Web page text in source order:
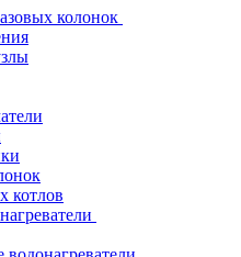
колонок
котлов